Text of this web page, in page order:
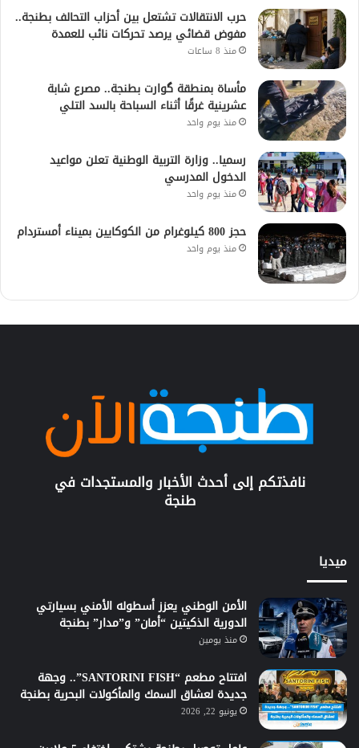
حرب الانتقالات تشتعل بين أحزاب التحالف بطنجة..
مفوض قضائي يرصد تحركات نائب للعمدة
منذ 8 ساعات
مأساة بمنطقة گوارت بطنجة.. مصرع شابة
عشرينية غرقًا أثناء السباحة بالسد التلي
منذ يوم واحد
رسميا.. وزارة التربية الوطنية تعلن مواعيد
الدخول المدرسي
منذ يوم واحد
حجز 800 كيلوغرام من الكوكايين بميناء أمستردام
منذ يوم واحد
نافذتكم إلى أحدث الأخبار والمستجدات في
طنجة
ميديا
الأمن الوطني يعزز أسطوله الأمني بسيارتي
الدورية الذكيتين “أمان” و”مدار” بطنجة
منذ يومين
افتتاح مطعم “SANTORINI FISH”.. وجهة
جديدة لعشاق السمك والمأكولات البحرية بطنجة
يونيو 22, 2026